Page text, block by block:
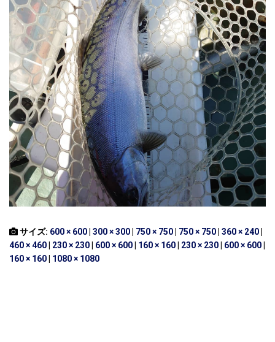
サイズ: 600 × 600 300 × 300 750 × 750 750 × 750 360 × 240
460 × 460
230 × 230 600 × 600 160 × 160 230 × 230 600 × 600
160 × 160
1080 × 1080